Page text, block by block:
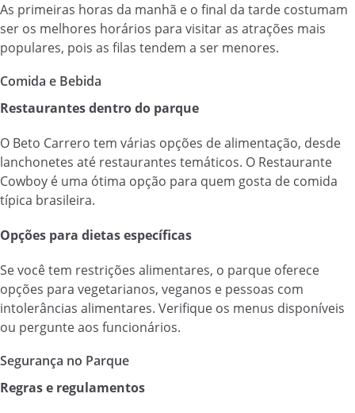
As primeiras horas da manhã e o final da tarde costumam
ser os melhores horários para visitar as atrações mais
populares, pois as filas tendem a ser menores.
Comida e Bebida
Restaurantes dentro do parque
O Beto Carrero tem várias opções de alimentação, desde
lanchonetes até restaurantes temáticos. O Restaurante
Cowboy é uma ótima opção para quem gosta de comida
típica brasileira.
Opções para dietas específicas
Se você tem restrições alimentares, o parque oferece
opções para vegetarianos, veganos e pessoas com
intolerâncias alimentares. Verifique os menus disponíveis
ou pergunte aos funcionários.
Segurança no Parque
Regras e regulamentos